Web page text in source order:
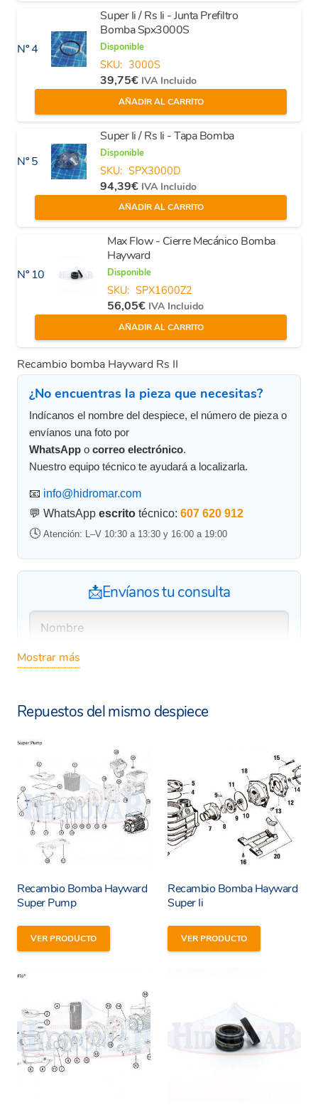
Nº 4
Super Ii / Rs Ii - Junta Prefiltro
Bomba Spx3000S
Disponible
SKU: 3000S
39,75€ IVA Incluido
AÑADIR AL CARRITO
Nº 5
Super Ii / Rs Ii - Tapa Bomba
Disponible
SKU: SPX3000D
94,39€ IVA Incluido
AÑADIR AL CARRITO
Nº 10
Max Flow - Cierre Mecánico Bomba
Hayward
Disponible
SKU: SPX1600Z2
56,05€ IVA Incluido
AÑADIR AL CARRITO
Recambio bomba Hayward Rs II
¿No encuentras la pieza que necesitas?
Indícanos el nombre del despiece, el número de pieza o
envíanos una foto por
WhatsApp o correo electrónico.
Nuestro equipo técnico te ayudará a localizarla.
📧 info@hidromar.com
💬 WhatsApp escrito técnico: 607 620 912
🕓 Atención: L–V 10:30 a 13:30 y 16:00 a 19:00
📩Envíanos tu consulta
Mostrar más
Repuestos del mismo despiece
Recambio Bomba Hayward
Super Pump
VER PRODUCTO
Recambio Bomba Hayward
Super Ii
VER PRODUCTO